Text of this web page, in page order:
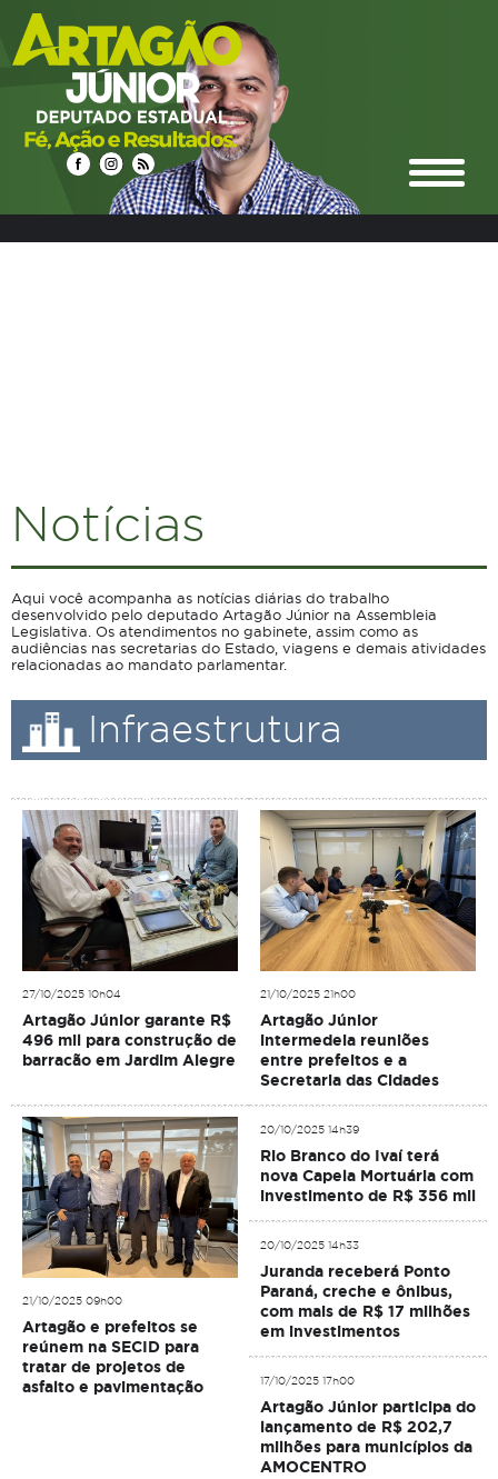
Notícias
Aqui você acompanha as notícias diárias do trabalho
desenvolvido pelo deputado Artagão Júnior na Assembleia
Legislativa. Os atendimentos no gabinete, assim como as
audiências nas secretarias do Estado, viagens e demais atividades
relacionadas ao mandato parlamentar.
Infraestrutura
27/10/2025 10h04
Artagão Júnior garante R$
496 mil para construção de
barracão em Jardim Alegre
21/10/2025 21h00
Artagão Júnior
intermedeia reuniões
entre prefeitos e a
Secretaria das Cidades
21/10/2025 09h00
Artagão e prefeitos se
reúnem na SECID para
tratar de projetos de
asfalto e pavimentação
20/10/2025 14h39
Rio Branco do Ivaí terá
nova Capela Mortuária com
investimento de R$ 356 mil
20/10/2025 14h33
Juranda receberá Ponto
Paraná, creche e ônibus,
com mais de R$ 17 milhões
em investimentos
17/10/2025 17h00
Artagão Júnior participa do
lançamento de R$ 202,7
milhões para municípios da
AMOCENTRO